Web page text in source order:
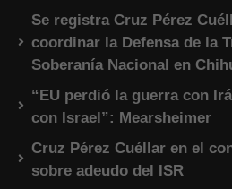
Se registra Cruz Pérez
coordinar la Defensa de la
Soberanía Nacional en
“EU perdió la guerra con
con Israel”: Mearsheimer
Cruz Pérez Cuéllar en el
sobre adeudo del ISR